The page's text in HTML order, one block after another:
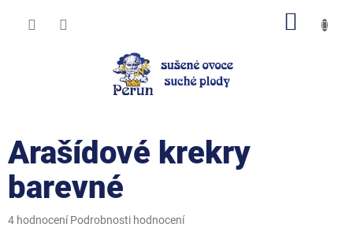
Arašídové krekry
barevné
Průměrné
4 hodnocení Podrobnosti hodnocení